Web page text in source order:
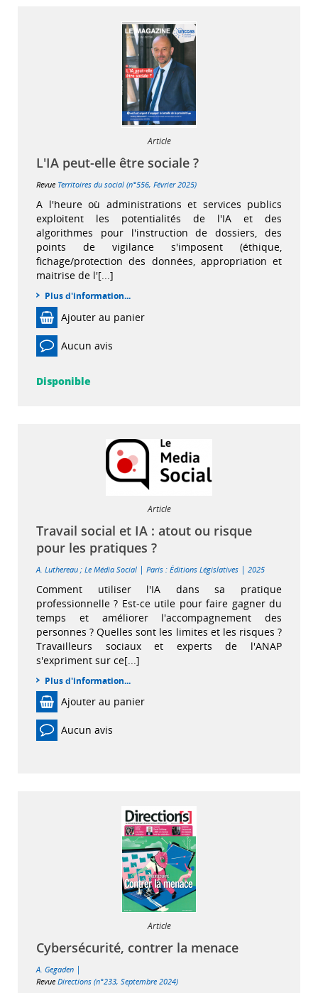
Article
L'IA peut-elle être sociale ?
Revue Territoires du social (n°556, Février 2025)
A l'heure où administrations et services publics
exploitent les potentialités de l'IA et des
algorithmes pour l'instruction de dossiers, des
points de vigilance s'imposent (éthique,
fichage/protection des données, appropriation et
maitrise de l'[...]
Plus d'information...
Ajouter au panier
Aucun avis
Disponible
Article
Travail social et IA : atout ou risque
pour les pratiques ?
A. Luthereau ; Le Média Social | Paris : Éditions Législatives | 2025
Comment utiliser l'IA dans sa pratique
professionnelle ? Est-ce utile pour faire gagner du
temps et améliorer l'accompagnement des
personnes ? Quelles sont les limites et les risques ?
Travailleurs sociaux et experts de l'ANAP
s'expriment sur ce[...]
Plus d'information...
Ajouter au panier
Aucun avis
Article
Cybersécurité, contrer la menace
A. Gegaden |
Revue Directions (n°233, Septembre 2024)